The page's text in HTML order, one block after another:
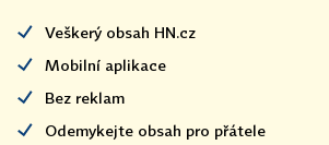
Veškerý obsah HN.cz
Mobilní aplikace
Bez reklam
Odemykejte obsah pro přátele